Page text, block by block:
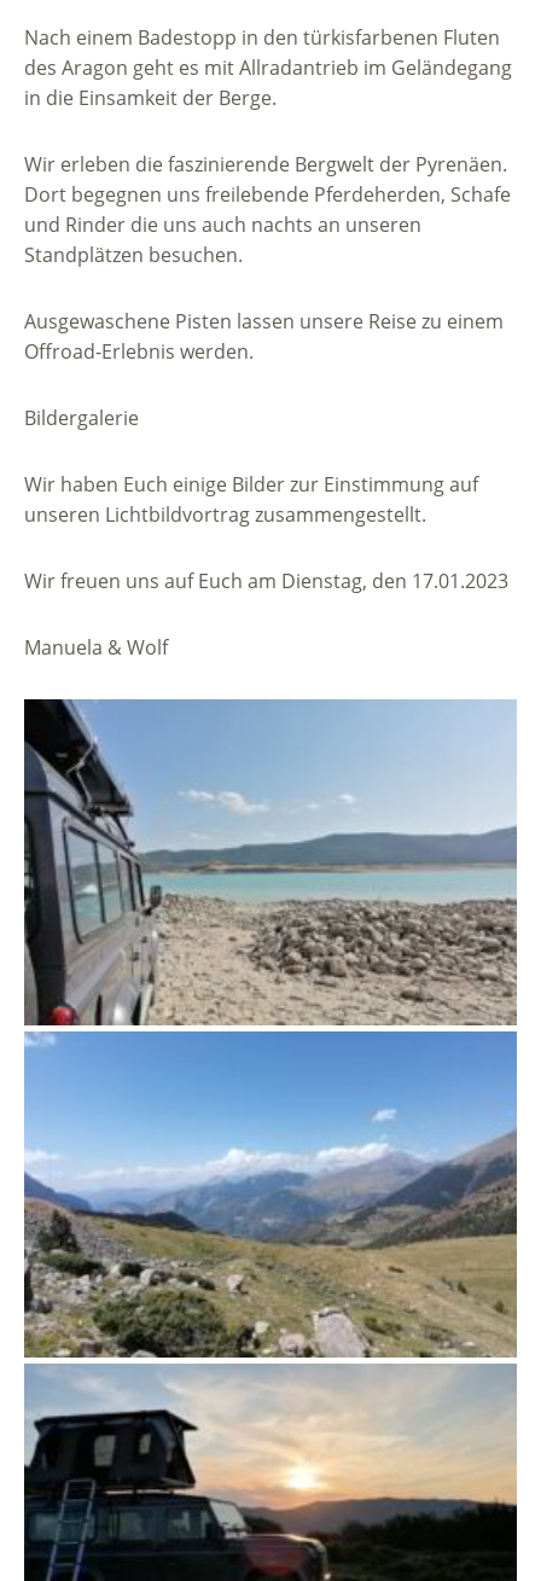
Nach einem Badestopp in den türkisfarbenen Fluten
des Aragon geht es mit Allradantrieb im Geländegang
in die Einsamkeit der Berge.
Wir erleben die faszinierende Bergwelt der Pyrenäen.
Dort begegnen uns freilebende Pferdeherden, Schafe
und Rinder die uns auch nachts an unseren
Standplätzen besuchen.
Ausgewaschene Pisten lassen unsere Reise zu einem
Offroad-Erlebnis werden.
Bildergalerie
Wir haben Euch einige Bilder zur Einstimmung auf
unseren Lichtbildvortrag zusammengestellt.
Wir freuen uns auf Euch am Dienstag, den 17.01.2023
Manuela & Wolf